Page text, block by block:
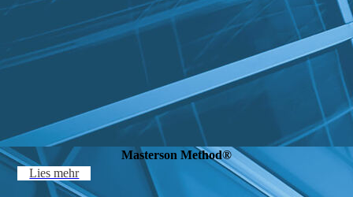
Masterson Method®
Lies mehr